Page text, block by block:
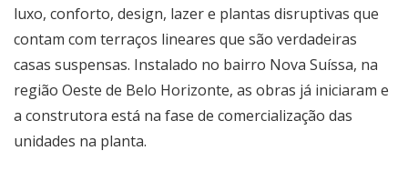
luxo, conforto, design, lazer e plantas disruptivas que
contam com terraços lineares que são verdadeiras
casas suspensas. Instalado no bairro Nova Suíssa, na
região Oeste de Belo Horizonte, as obras já iniciaram e
a construtora está na fase de comercialização das
unidades na planta.